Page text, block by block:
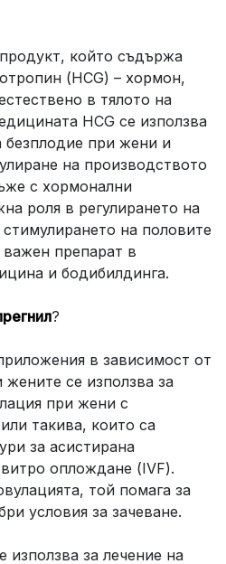
който съдържа
(HCG) – хормон,
в тялото на
HCG се използва
безплодие при жени и
на производството
с хормонални
роля в регулирането на
на половите
препарат в
и бодибилдинга.
?
в зависимост от
се използва за
при жени с
такива, които са
за асистирана
оплождане (IVF).
той помага за
условия за зачеване.
използва за лечение на